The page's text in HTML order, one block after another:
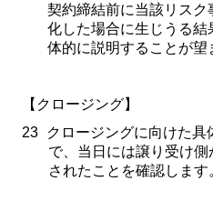
契約締結前に当該リス
化した場合に生じうる
体的に説明することが望
【クロージング】
23
クロージングに向けた具
で、当日には譲り受け
されたことを確認します